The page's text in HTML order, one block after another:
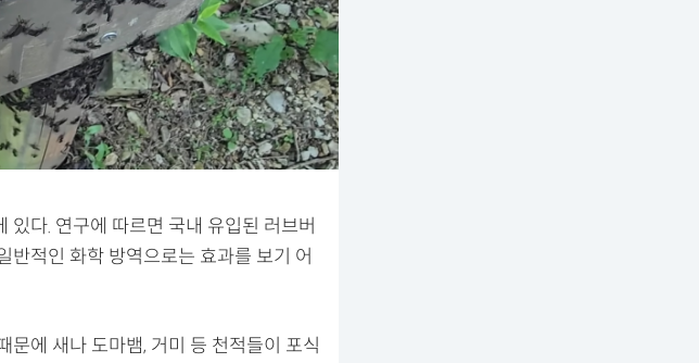
다. 연구에 따르면 국내 유입된 러브버
반적인 화학 방역으로는 효과를 보기 어
에 새나 도마뱀, 거미 등 천적들이 포식